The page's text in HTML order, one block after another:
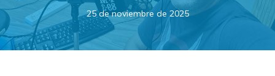
25 de noviembre de 2025